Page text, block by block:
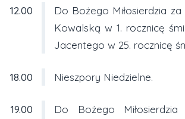
12.00
Do Bożego Miłosierdzia
Kowalską w 1. rocznicę
Jacentego w 25. rocznicę
18.00 Nieszpory Niedzielne.
19.00
Do Bożego